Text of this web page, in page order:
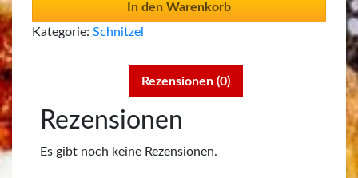
In den Warenkorb
Kategorie: Schnitzel
Rezensionen (0)
Rezensionen
Es gibt noch keine Rezensionen.